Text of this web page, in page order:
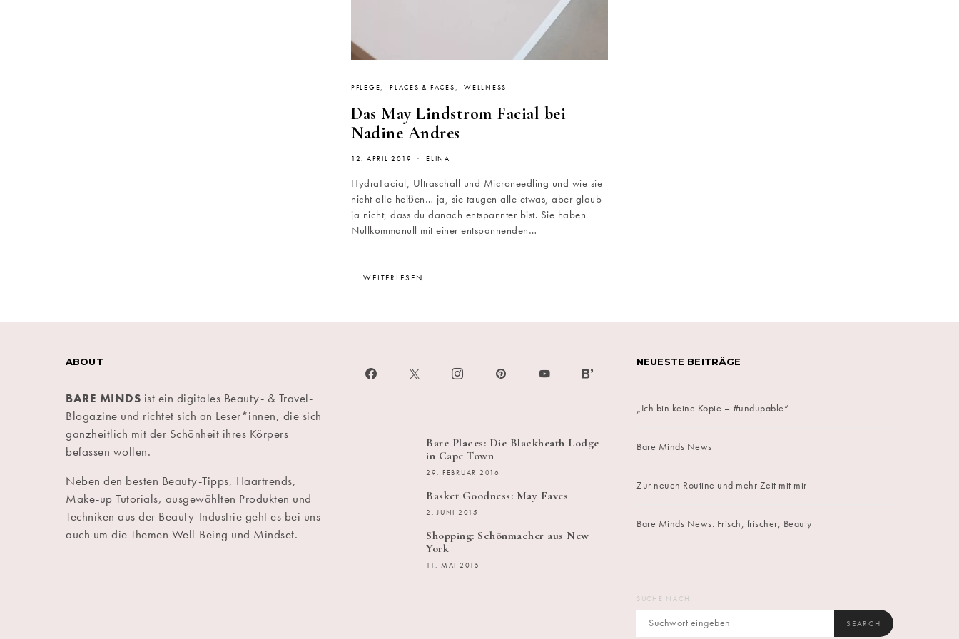
PFLEGE PLACES & FACES WELLNESS
Das May Lindstrom Facial bei
Nadine Andres
12. APRIL 2019 ELINA
HydraFacial, Ultraschall und Microneedling und wie sie
nicht alle heißen… ja, sie taugen alle etwas, aber glaub
ja nicht, dass du danach entspannter bist. Sie haben
Nullkommanull mit einer entspannenden…
WEITERLESEN
ABOUT
BARE MINDS ist ein digitales Beauty- & Travel-
Blogazine und richtet sich an Leser*innen, die sich
ganzheitlich mit der Schönheit ihres Körpers
befassen wollen.
Neben den besten Beauty-Tipps, Haartrends,
Make-up Tutorials, ausgewählten Produkten und
Techniken aus der Beauty-Industrie geht es bei uns
auch um die Themen Well-Being und Mindset.
Bare Places: Die Blackheath Lodge
in Cape Town
29. FEBRUAR 2016
Basket Goodness: May Faves
2. JUNI 2015
Shopping: Schönmacher aus New
York
11. MAI 2015
NEUESTE BEITRÄGE
„Ich bin keine Kopie – #undupable“
Bare Minds News
Zur neuen Routine und mehr Zeit mit mir
Bare Minds News: Frisch, frischer, Beauty
SUCHE NACH:
SEARCH